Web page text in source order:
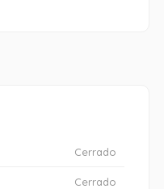
Cerrado
Cerrado